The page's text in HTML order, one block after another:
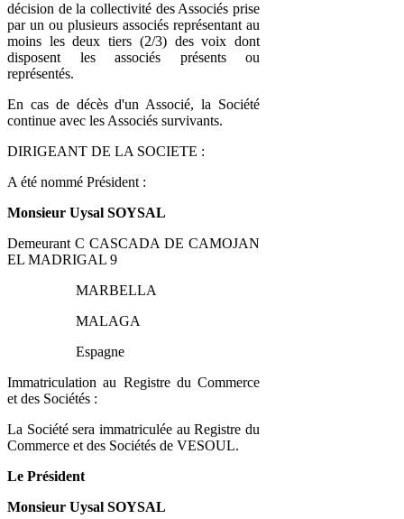
décision de la collectivité des Associés prise
par un ou plusieurs associés représentant au
moins les deux tiers (2/3) des voix dont
disposent les associés présents ou
représentés.
En cas de décès d'un Associé, la Société
continue avec les Associés survivants.
DIRIGEANT DE LA SOCIETE :
A été nommé Président :
Monsieur Uysal SOYSAL
Demeurant C CASCADA DE CAMOJAN
EL MADRIGAL 9
MARBELLA
MALAGA
Espagne
Immatriculation au Registre du Commerce
et des Sociétés :
La Société sera immatriculée au Registre du
Commerce et des Sociétés de VESOUL.
Le Président
Monsieur Uysal SOYSAL